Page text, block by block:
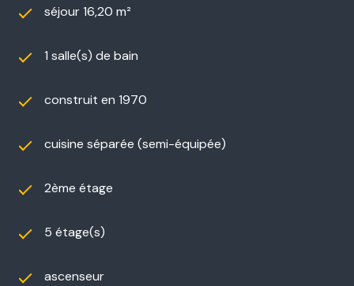
séjour 16,20 m²
1 salle(s) de bain
construit en 1970
cuisine séparée (semi-équipée)
2ème étage
5 étage(s)
ascenseur